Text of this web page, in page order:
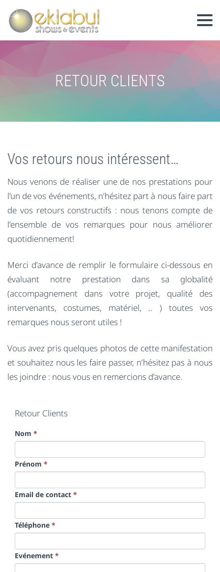
RETOUR CLIENTS
Vos retours nous intéressent…
Nous venons de réaliser une de nos prestations pour
l’un de vos événements, n’hésitez part à nous faire part
de vos retours constructifs : nous tenons compte de
l’ensemble de vos remarques pour nous améliorer
quotidiennement!
Merci d’avance de remplir le formulaire ci-dessous en
évaluant notre prestation dans sa globalité
(accompagnement dans votre projet, qualité des
intervenants, costumes, matériel, .. ) toutes vos
remarques nous seront utiles !
Vous avez pris quelques photos de cette manifestation
et souhaitez nous les faire passer, n’hésitez pas à nous
les joindre : nous vous en remercions d’avance.
Retour Clients
Nom *
Prénom *
Email de contact *
Téléphone *
Evénement *